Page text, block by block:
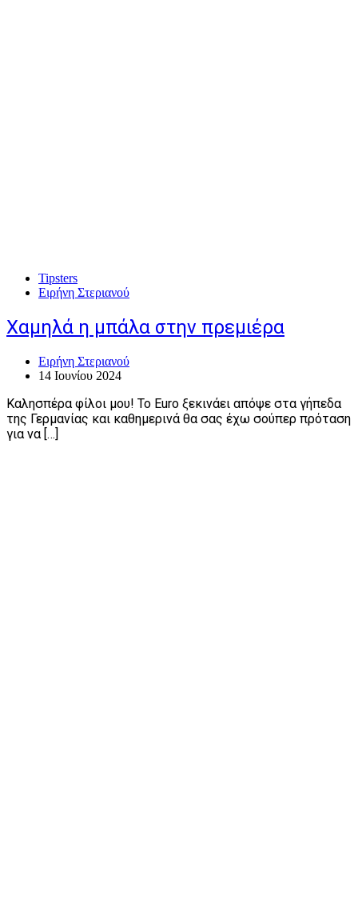
Tipsters
Ειρήνη Στεριανού
Χαμηλά η μπάλα στην πρεμιέρα
Ειρήνη Στεριανού
14 Ιουνίου 2024
Καλησπέρα φίλοι μου! Το Euro ξεκινάει απόψε στα γήπεδα
της Γερμανίας και καθημερινά θα σας έχω σούπερ πρόταση
για να […]